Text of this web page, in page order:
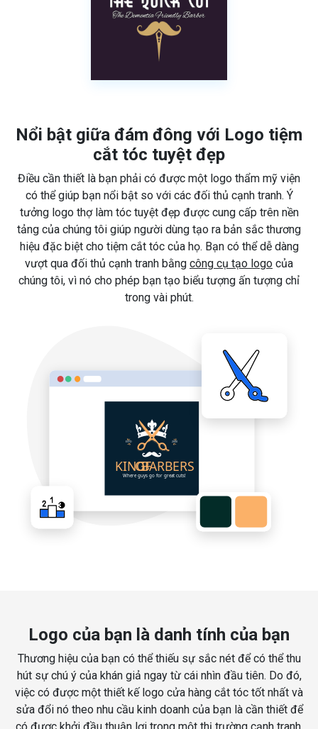
Nổi bật giữa đám đông với Logo tiệm
cắt tóc tuyệt đẹp
Điều cần thiết là bạn phải có được một logo thẩm mỹ viện
có thể giúp bạn nổi bật so với các đối thủ cạnh tranh. Ý
tưởng logo thợ làm tóc tuyệt đẹp được cung cấp trên nền
tảng của chúng tôi giúp người dùng tạo ra bản sắc thương
hiệu đặc biệt cho tiệm cắt tóc của họ. Bạn có thể dễ dàng
vượt qua đối thủ cạnh tranh bằng công cụ tạo logo của
chúng tôi, vì nó cho phép bạn tạo biểu tượng ấn tượng chỉ
trong vài phút.
Logo của bạn là danh tính của bạn
Thương hiệu của bạn có thể thiếu sự sắc nét để có thể thu
hút sự chú ý của khán giả ngay từ cái nhìn đầu tiên. Do đó,
việc có được một thiết kế logo cửa hàng cắt tóc tốt nhất và
sửa đổi nó theo nhu cầu kinh doanh của bạn là cần thiết để